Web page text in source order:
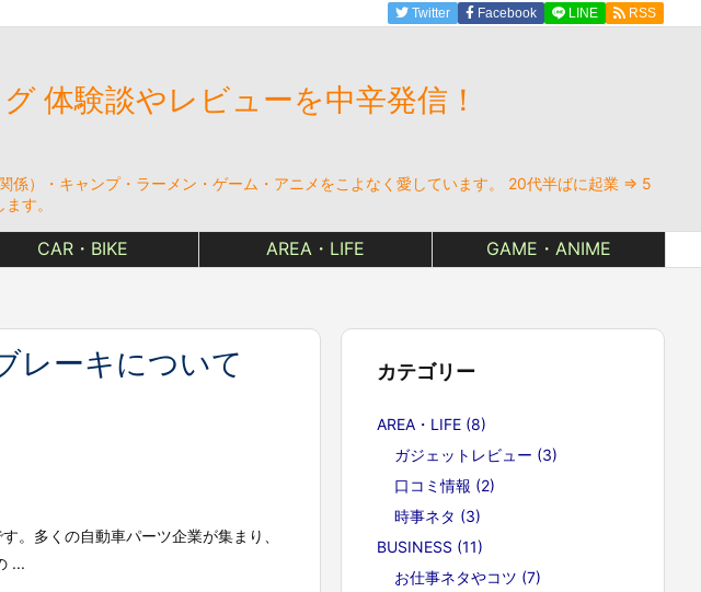
体験談やレビューを中辛発信！
）・キャンプ・ラーメン・ゲーム・アニメをこよなく愛しています。 20代半ばに起業 ⇒ 5
す。
CAR・BIKE AREA・LIFE GAME・ANIME
Twitter Facebook LINE RSS
レーキについて
。多くの自動車パーツ企業が集まり、
...
カテゴリー
AREA・LIFE (8)
ガジェットレビュー (3)
口コミ情報 (2)
時事ネタ (3)
BUSINESS (11)
お仕事ネタやコツ (7)